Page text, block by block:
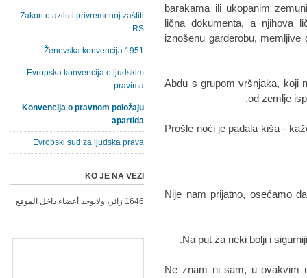
barakama ili ukopanim
lična dokumenta, a njihova
iznošenu garderobu,
Abdu s grupom vršnjaka, koji
od zemlje
- Prošle noći je padala kiša -
- Nije nam prijatno, osećamo
Na put za neki bolji i
- Ne znam ni sam, u
Zakon o azilu i privremenoj zaštiti
RS
Ženevska konvencija 1951
Evropska konvencija o ljudskim
pravima
Konvencija o pravnom položaju
apartida
Evropski sud za ljudska prava
KO JE NA VEZI
1646 زائر، ولايوجد أعضاء داخل الموقع